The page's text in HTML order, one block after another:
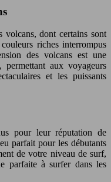
volcans, dont certains sont
riches interrompus
des volcans est une
permettant aux voyageurs
et les puissants
pour leur réputation de
parfait pour les débutants
de votre niveau de surf,
parfaite à surfer dans les